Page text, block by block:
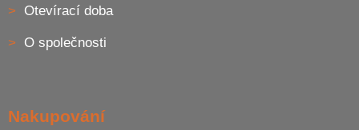
Otevírací doba
O společnosti
Nakupování